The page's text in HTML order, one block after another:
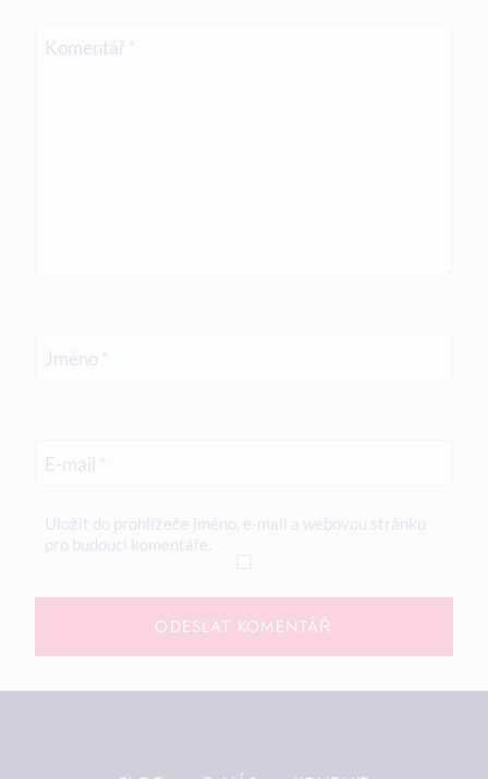
Komentář *
Jméno *
E-mail *
Uložit do prohlížeče jméno, e-mail a webovou stránku
pro budoucí komentáře.